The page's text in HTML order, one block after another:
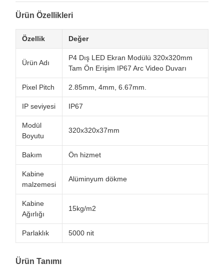
Ürün Özellikleri
Özellik Değer
Ürün Adı
P4 Dış LED Ekran Modülü 320x320mm
Tam Ön Erişim IP67 Arc Video Duvarı
Pixel Pitch 2.85mm, 4mm, 6.67mm.
IP seviyesi IP67
Modül
Boyutu
320x320x37mm
Bakım Ön hizmet
Kabine
malzemesi
Alüminyum dökme
Kabine
Ağırlığı
15kg/m2
Parlaklık 5000 nit
Ürün Tanımı